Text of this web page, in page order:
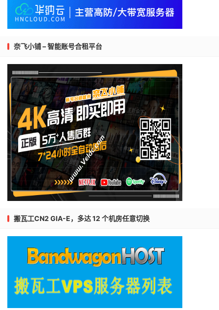
奈飞小铺 – 智能账号合租平台
搬瓦工CN2 GIA-E，多达 12 个机房任意切换